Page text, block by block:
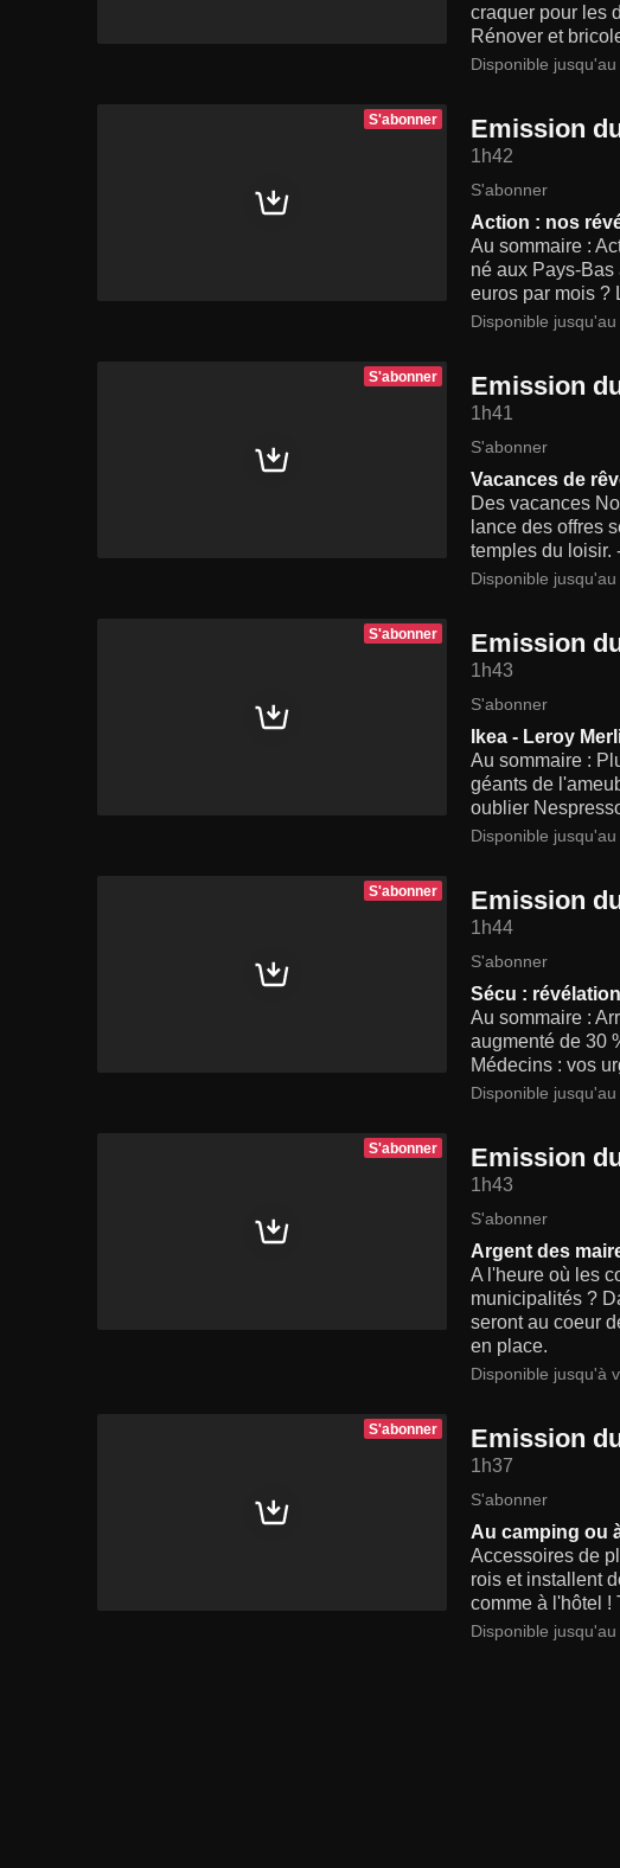
craquer pour les
Rénover et
Disponible jusqu'au
S'abonner Emission
1h42
S'abonner
Action : nos
Au sommaire :
né aux Pays-
euros par mois ?
Disponible
S'abonner Emission
1h41
S'abonner
Vacances de
Des vacances
lance des offres
temples du loisir.
Disponible
S'abonner Emission
1h43
S'abonner
Ikea - Leroy
Au sommaire :
géants de
oublier
Disponible
S'abonner Emission
1h44
S'abonner
Sécu :
Au sommaire :
augmenté de 30
Médecins : vos
Disponible jusqu'au
S'abonner Emission
1h43
S'abonner
Argent des
A l'heure où les
municipalités ?
seront au coeur
en place.
Disponible jusqu'à
S'abonner Emission
1h37
S'abonner
Au camping ou
Accessoires de
rois et installent
comme à l'hôtel !
Disponible jusqu'au